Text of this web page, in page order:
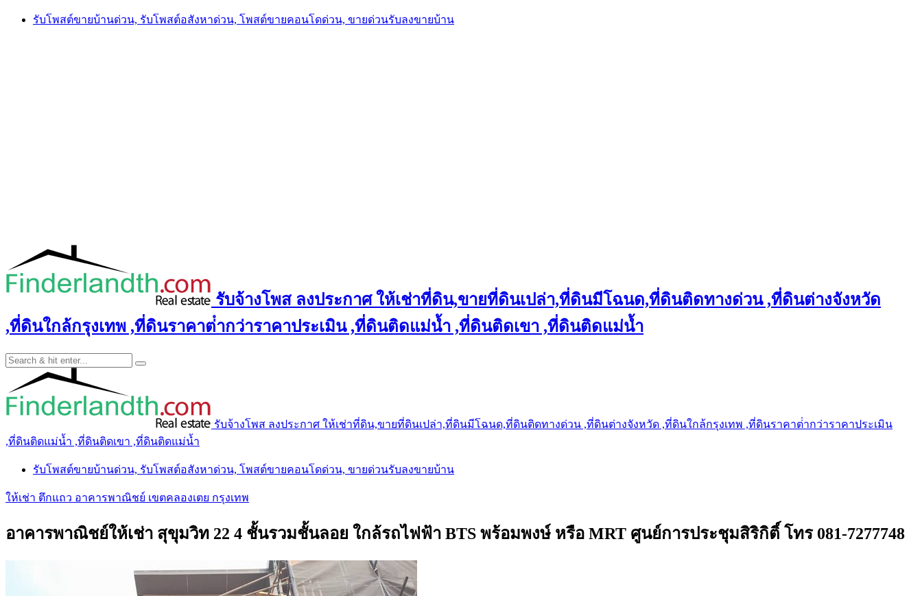
Skip
รับโพสต์ขายบ้านด่วน, รับโพสต์อสังหาด่วน, โพสต์ขายคอนโดด่วน, ขายด่วนรับลงขายบ้าน
รับจ้างโพส ลงประกาศ ให้เช่าที่ดิน,ขายที่ดินเปล่า,ที่ดินมีโฉนด,ที่ดินติดทางด่วน ,ที่ดินต่างจังหวัด
,ที่ดินใกล้กรุงเทพ ,ที่ดินราคาต่ํากว่าราคาประเมิน ,ที่ดินติดแม่น้ำ ,ที่ดินติดเขา ,ที่ดินติดแม่น้ำ
รับจ้างโพส ลงประกาศ ให้เช่าที่ดิน,ขายที่ดินเปล่า,ที่ดินมีโฉนด,ที่ดินติดทางด่วน ,ที่ดินต่างจังหวัด ,ที่ดินใกล้กรุงเทพ ,ที่ดินราคาต่ํากว่าราคาประเมิน
,ที่ดินติดแม่น้ำ ,ที่ดินติดเขา ,ที่ดินติดแม่น้ำ
รับโพสต์ขายบ้านด่วน, รับโพสต์อสังหาด่วน, โพสต์ขายคอนโดด่วน, ขายด่วนรับลงขายบ้าน
ให้เช่า ตึกแถว อาคารพาณิชย์ เขตคลองเตย กรุงเทพ
อาคารพาณิชย์ให้เช่า สุขุมวิท 22 4 ชั้นรวมชั้นลอย ใกล้รถไฟฟ้า BTS พร้อมพงษ์ หรือ MRT ศูนย์การประชุมสิริกิติ์ โทร 081-7277748